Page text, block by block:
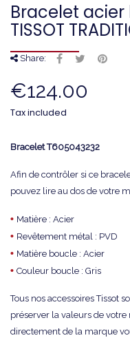
Bracelet acier
TISSOT
Share:
€124.00
Tax included
BraceletT605043232
Afin de contrôler si ce
pouvez lire au dos de votre
• Matière : Acier
• Revêtement métal : PVD
• Matière boucle : Acier
• Couleur boucle : Gris
Tous nos accessoires Tissot
préserver la valeurs de
directement de la marque